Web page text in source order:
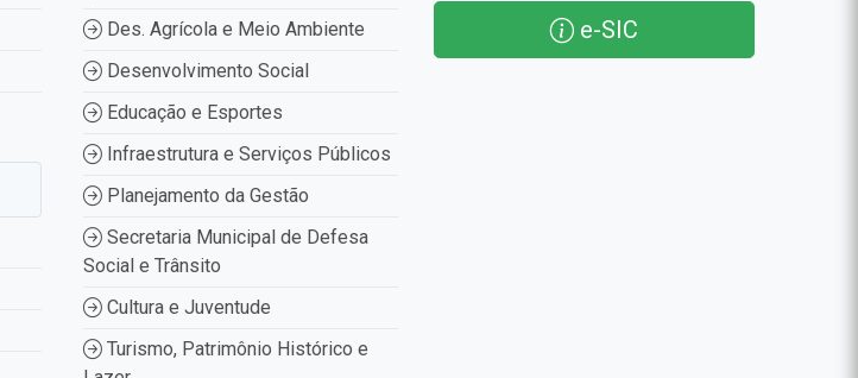
Des. Agrícola e Meio Ambiente
Desenvolvimento Social
Educação e Esportes
Infraestrutura e Serviços Públicos
Planejamento da Gestão
Secretaria Municipal de Defesa
Social e Trânsito
Cultura e Juventude
Turismo, Patrimônio Histórico e
e-SIC